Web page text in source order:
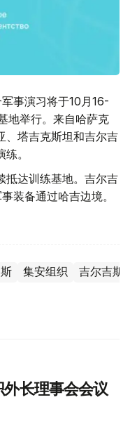
事演习将于10月16-
地举行。来自哈萨克
、塔吉克斯坦和吉尔吉
。
抵达训练基地。吉尔吉
装备通过哈吉边境。
集安组织 吉尔吉斯
长理事会会议